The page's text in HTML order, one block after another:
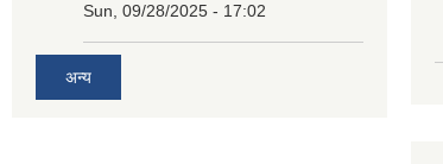
Sun, 09/28/2025 - 17:02
अन्य